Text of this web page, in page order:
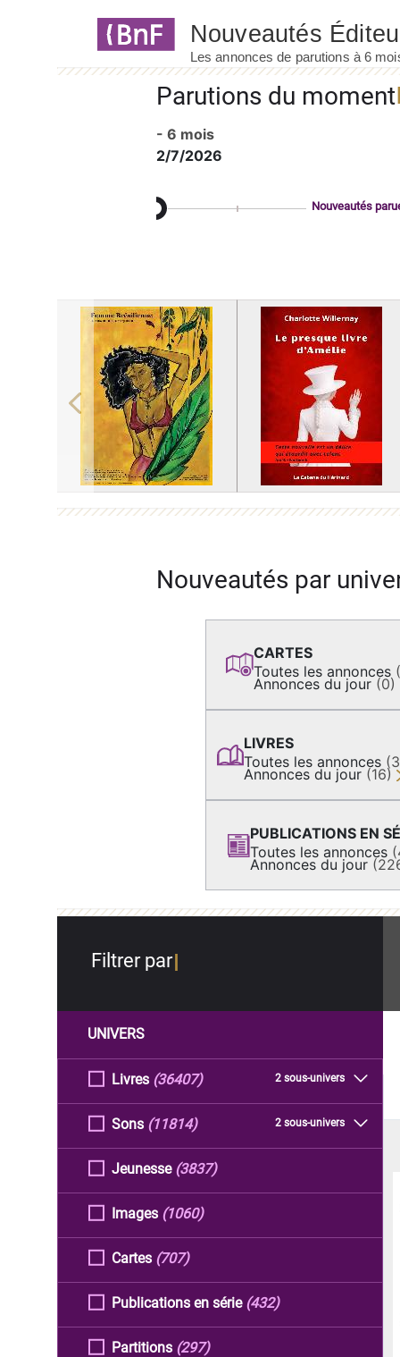
Parutions du moment
- 6 mois
2/7/2026
Nouveautés
Previous
Nouveautés par
CARTES
Toutes les annonces
Annonces du jour (0)
LIVRES
Toutes les annonces
Annonces du jour (16)
PUBLICATIONS EN
Toutes les annonces
Annonces du jour
Filtrer par
UNIVERS
Livres 2 sous-univers
(36407)
Sons 2 sous-univers
(11814)
Jeunesse (3837)
Images (1060)
Cartes (707)
Publications en série (432)
Partitions (297)